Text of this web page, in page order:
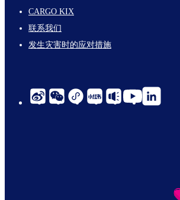
footer-
links-
en-
CARGO KIX
联系我们
发生灾害时的应对措施
social-